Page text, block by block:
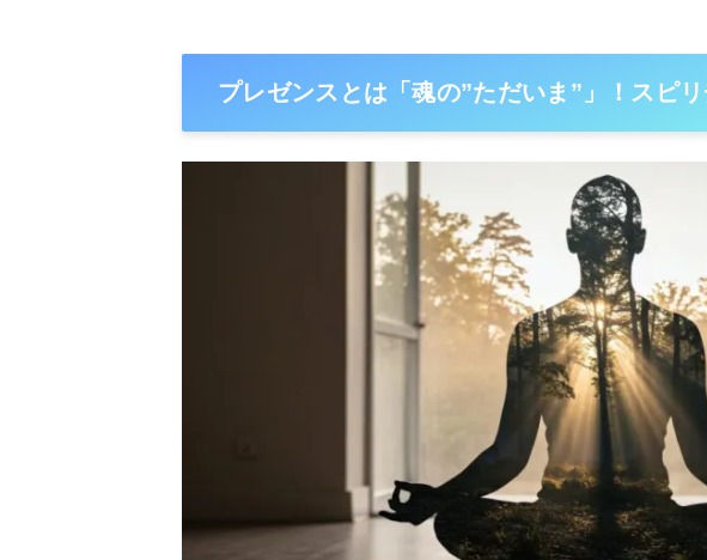
プレゼンスとは「魂の”ただいま”」！スピ